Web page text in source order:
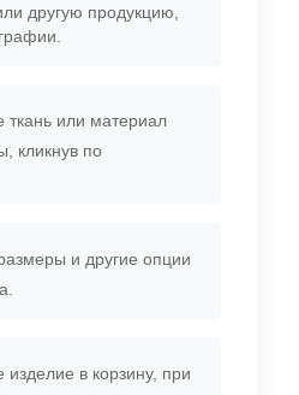
другую продукцию,
ткань или материал
кликнув по
и другие опции
изделие в корзину, при